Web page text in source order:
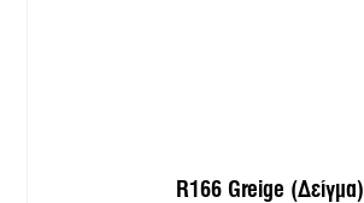
R166 Greige (Δείγμα)